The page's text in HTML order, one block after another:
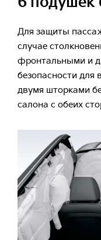
Для защиты
случае
фронтальными и
безопасности для
двумя шторками
салона с обеих